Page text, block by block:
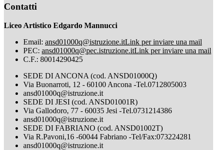
Contatti
Liceo Artistico Edgardo Mannucci
Email: ansd01000q@istruzione.itLink per inviare una mail
PEC: ansd01000q@pec.istruzione.itLink per inviare una mail
C.F.: 80014290425
SEDE DI ANCONA (cod. ANSD01000Q)
Via Buonarroti, 12 - 60100 Ancona -Tel.0712805003
ansd01000q@istruzione.it
SEDE DI JESI (cod. ANSD01001R)
Via Gallodoro, 77 - 60035 Jesi -Tel.0731214386
ansd01000q@istruzione.it
SEDE DI FABRIANO (cod. ANSD01002T)
Via R.Pavoni,16 -60044 Fabriano -Tel/Fax:073224281
ansd01000q@istruzione.it